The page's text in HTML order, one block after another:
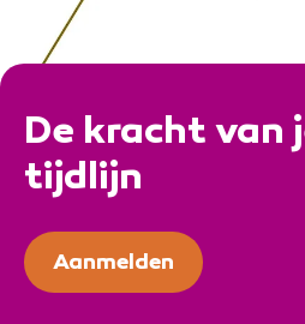
De kracht van
tijdlijn
Aanmelden